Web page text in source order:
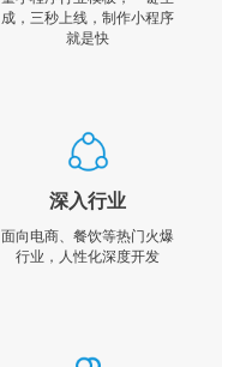
成，三秒上线，制作小程序
就是快
深入行业
面向电商、餐饮等热门火爆
行业，人性化深度开发